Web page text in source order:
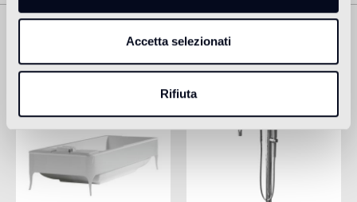
Accetta selezionati
Rifiuta